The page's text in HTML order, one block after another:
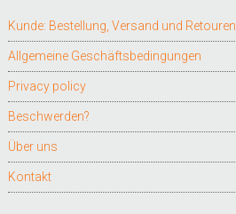
Kunde: Bestellung, Versand und Retouren
Allgemeine Geschäftsbedingungen
Privacy policy
Beschwerden?
Über uns
Kontakt